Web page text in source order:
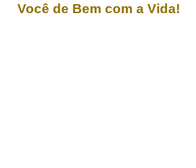
Você de Bem com a Vida!